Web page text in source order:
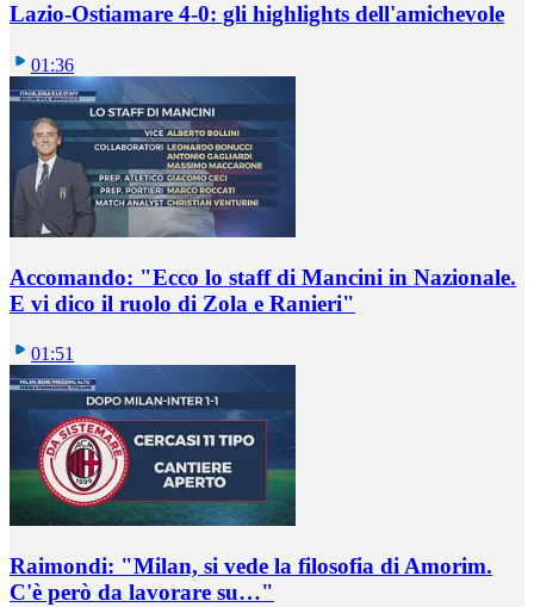
Lazio-Ostiamare 4-0: gli highlights dell'amichevole
01:36
Accomando: "Ecco lo staff di Mancini in Nazionale.
E vi dico il ruolo di Zola e Ranieri"
01:51
Raimondi: "Milan, si vede la filosofia di Amorim.
C'è però da lavorare su…"